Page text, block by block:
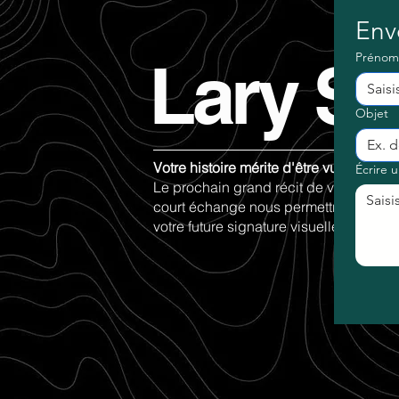
Lary
Votre histoire mérite d'être vue.
Le prochain grand récit de votre
court échange nous permettra de
votre future signature visuelle.
Prénom
Objet
Écrire